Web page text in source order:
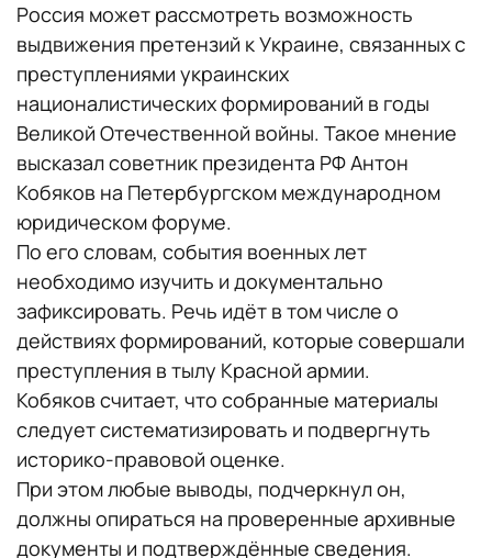
Россия может рассмотреть возможность
выдвижения претензий к Украине, связанных с
преступлениями украинских
националистических формирований в годы
Великой Отечественной войны. Такое мнение
высказал советник президента РФ Антон
Кобяков на Петербургском международном
юридическом форуме.
По его словам, события военных лет
необходимо изучить и документально
зафиксировать. Речь идёт в том числе о
действиях формирований, которые совершали
преступления в тылу Красной армии.
Кобяков считает, что собранные материалы
следует систематизировать и подвергнуть
историко-правовой оценке.
При этом любые выводы, подчеркнул он,
должны опираться на проверенные архивные
документы и подтверждённые сведения.